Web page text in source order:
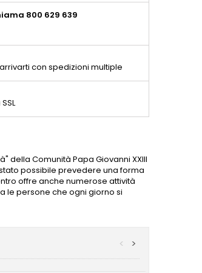
800 629 639
con spedizioni multiple
della Comunità Papa Giovanni XXIII
possibile prevedere una forma
offre anche numerose attività
le persone che ogni giorno si
>
<